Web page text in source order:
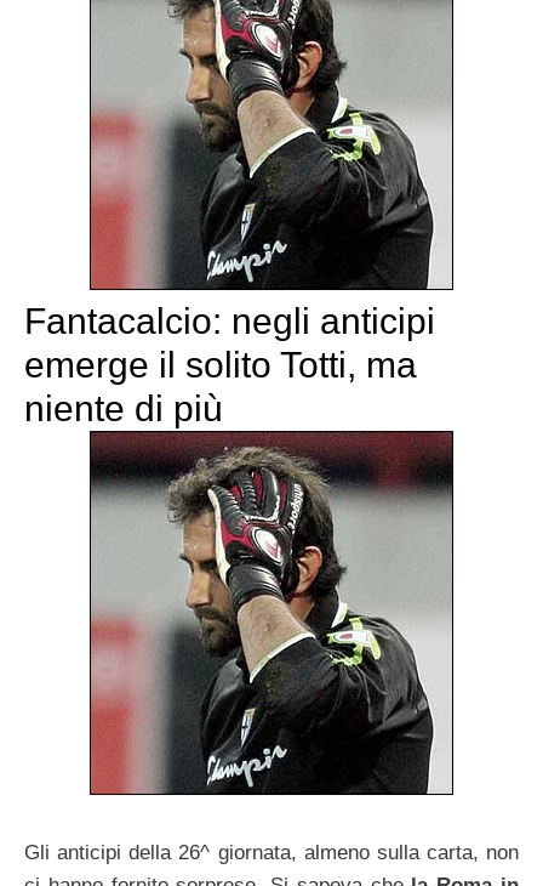
Fantacalcio: negli anticipi
emerge il solito Totti, ma
niente di più
Gli anticipi della 26^ giornata, almeno sulla carta, non